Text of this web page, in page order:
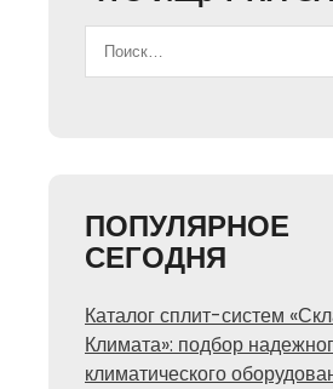
ПОПУЛЯРНОЕ
СЕГОДНЯ
Каталог сплит-систем
Климата»: подбор
климатического